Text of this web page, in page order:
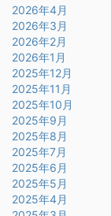
2026年4月
2026年3月
2026年2月
2026年1月
2025年12月
2025年11月
2025年10月
2025年9月
2025年8月
2025年7月
2025年6月
2025年5月
2025年4月